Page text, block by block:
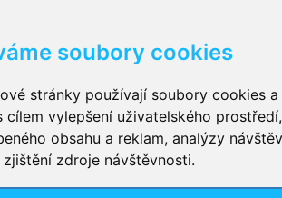
soubory cookies
stránky používají soubory cookies
cílem vylepšení uživatelského
obsahu a reklam, analýzy
zjištění zdroje návštěvnosti.
kalhotky
kalhotky navlékací,Plenkové kalhotky
,Inkontinenční kalhotky dámské